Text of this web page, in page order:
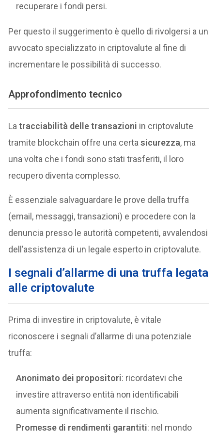
recuperare i fondi persi.
Per questo il suggerimento è quello di rivolgersi a un
avvocato specializzato in criptovalute al fine di
incrementare le possibilità di successo.
Approfondimento tecnico
Latracciabilità delle transazioni in criptovalute
tramite blockchain offre una certasicurezza, ma
una volta che i fondi sono stati trasferiti, il loro
recupero diventa complesso.
È essenziale salvaguardare le prove della truffa
(email, messaggi, transazioni) e procedere con la
denuncia presso le autorità competenti, avvalendosi
dell’assistenza di un legale esperto in criptovalute.
I segnali d’allarme di una truffa legata
alle criptovalute
Prima di investire in criptovalute, è vitale
riconoscere i segnali d’allarme di una potenziale
truffa:
Anonimato dei propositori: ricordatevi che
investire attraverso entità non identificabili
aumenta significativamente il rischio.
Promesse di rendimenti garantiti: nel mondo